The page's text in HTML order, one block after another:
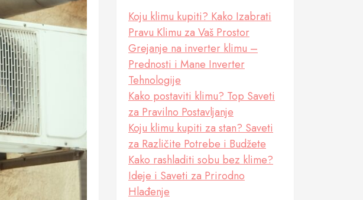
Koju klimu kupiti? Kako Izabrati
Pravu Klimu za Vaš Prostor
Grejanje na inverter klimu –
Prednosti i Mane Inverter
Tehnologije
Kako postaviti klimu? Top Saveti
za Pravilno Postavljanje
Koju klimu kupiti za stan? Saveti
za Različite Potrebe i Budžete
Kako rashladiti sobu bez klime?
Ideje i Saveti za Prirodno
Hlađenje